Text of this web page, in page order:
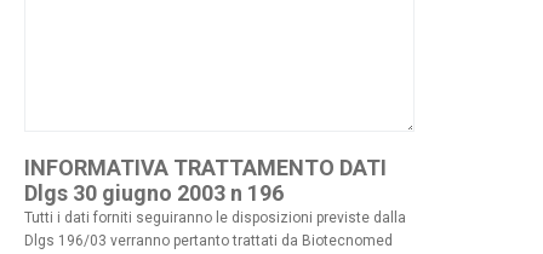
INFORMATIVA TRATTAMENTO DATI
Dlgs 30 giugno 2003 n 196
Tutti i dati forniti seguiranno le disposizioni previste dalla
Dlgs 196/03 verranno pertanto trattati da Biotecnomed